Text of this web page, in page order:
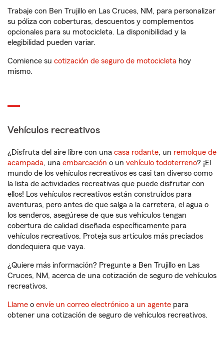
Trabaje con Ben Trujillo en Las Cruces, NM, para personalizar
su póliza con coberturas, descuentos y complementos
opcionales para su motocicleta. La disponibilidad y la
elegibilidad pueden variar.
Comience su cotización de seguro de motocicleta hoy
mismo.
Vehículos recreativos
¿Disfruta del aire libre con una casa rodante, un remolque de
acampada, una embarcación o un vehículo todoterreno? ¡El
mundo de los vehículos recreativos es casi tan diverso como
la lista de actividades recreativas que puede disfrutar con
ellos! Los vehículos recreativos están construidos para
aventuras, pero antes de que salga a la carretera, el agua o
los senderos, asegúrese de que sus vehículos tengan
cobertura de calidad diseñada específicamente para
vehículos recreativos. Proteja sus artículos más preciados
dondequiera que vaya.
¿Quiere más información? Pregunte a Ben Trujillo en Las
Cruces, NM, acerca de una cotización de seguro de vehículos
recreativos.
Llame o envíe un correo electrónico a un agente para
obtener una cotización de seguro de vehículos recreativos.